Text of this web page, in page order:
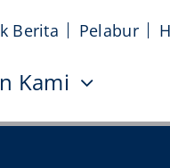
Berita Pelabur
Kami